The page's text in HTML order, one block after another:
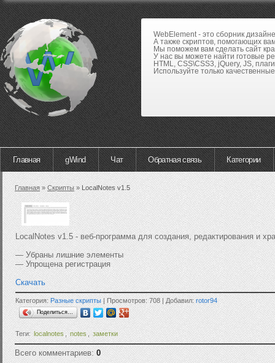
WebElement - это сборник
А также скриптов, помогающих
Мы поможем вам сделать сайт
У нас вы можете найти готовые
HTML, CSS\CSS3, jQuery, JS,
Используйте только
Главная gWind Чат Обратная связь Категории
Главная»Скрипты»LocalNotes v1.5
LocalNotes v1.5 - веб-программа для создания, редактирования и
— Убраны лишние элементы
— Упрощена регистрация
Скачать
Категория:Разные скрипты| Просмотров: 708 | Добавил:rotor94
Поделиться…
Теги: localnotes,notes,заметки
Всего комментариев:0